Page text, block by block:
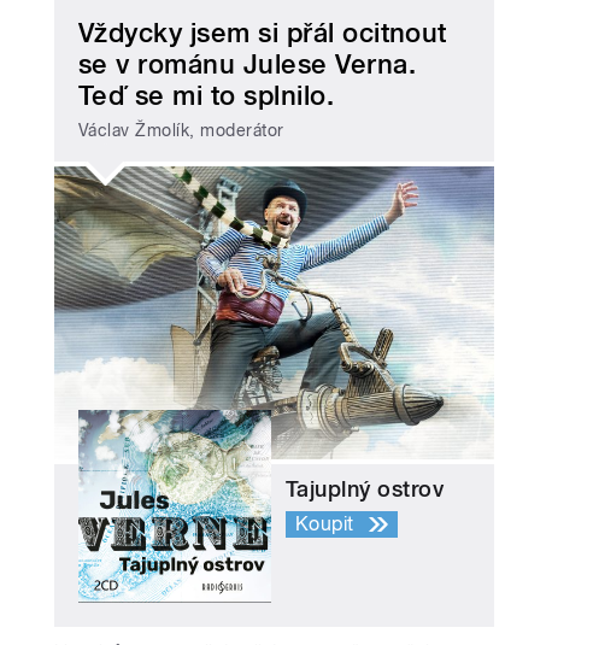
Vždycky jsem si přál ocitnout
se v románu Julese Verna.
Teď se mi to splnilo.
Václav Žmolík, moderátor
Tajuplný ostrov
Koupit